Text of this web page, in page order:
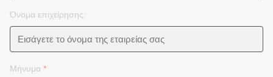
Όνομα επιχείρησης:
Μήνυμα *